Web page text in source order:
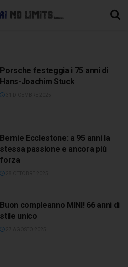
Porsche festeggia i 75 anni di
Hans-Joachim Stuck
Bernie Ecclestone: a 95 anni la
stessa passione e ancora più
forza
Buon compleanno MINI! 66 anni di
stile unico